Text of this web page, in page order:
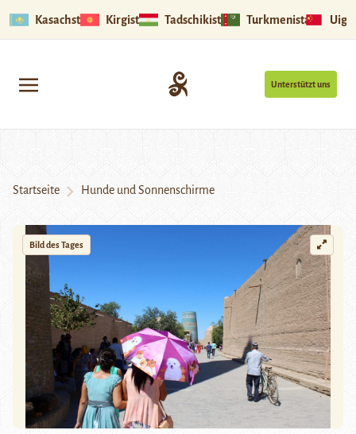
Kasachstan Kirgistan Tadschikistan Turkmenistan
Unterstützt uns
Startseite Hunde und Sonnenschirme
Bild des Tages